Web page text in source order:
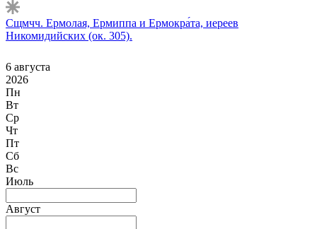
Сщмчч. Ермолая, Ермиппа и Ермокра́та, иереев
Никомидийских (ок. 305).
6 августа
2026
Пн
Вт
Ср
Чт
Пт
Сб
Вс
Июль
Август